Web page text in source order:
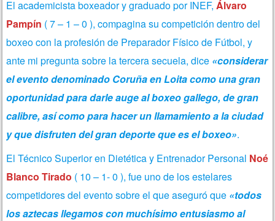
El academicista boxeador y graduado por INEF, Álvaro
Pampín ( 7 – 1 – 0 ), compagina su competición dentro del
boxeo con la profesión de Preparador Físico de Fútbol, y
ante mi pregunta sobre la tercera secuela, dice «considerar
el evento denominado Coruña en Loita como una gran
oportunidad para darle auge al boxeo gallego, de gran
calibre, así como para hacer un llamamiento a la ciudad
y que disfruten del gran deporte que es el boxeo».
El Técnico Superior en Dietética y Entrenador Personal Noé
Blanco Tirado ( 10 – 1- 0 ), fue uno de los estelares
competidores del evento sobre el que aseguró que «todos
los aztecas llegamos con muchísimo entusiasmo al